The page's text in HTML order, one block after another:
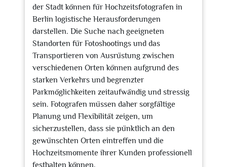
der Stadt können für Hochzeitsfotografen in
Berlin logistische Herausforderungen
darstellen. Die Suche nach geeigneten
Standorten für Fotoshootings und das
Transportieren von Ausrüstung zwischen
verschiedenen Orten können aufgrund des
starken Verkehrs und begrenzter
Parkmöglichkeiten zeitaufwändig und stressig
sein. Fotografen müssen daher sorgfältige
Planung und Flexibilität zeigen, um
sicherzustellen, dass sie pünktlich an den
gewünschten Orten eintreffen und die
Hochzeitsmomente ihrer Kunden professionell
festhalten können.